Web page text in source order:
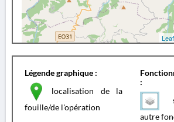
Légende graphique :
localisation de la
fouille/de l'opération
:
autre